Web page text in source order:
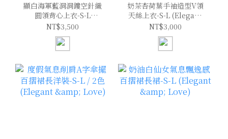
顯白海軍藍洞洞鏤空針織
圓領背心上衣-S-L
(Elegant & Love)
NT$3,500
奶茶杏荷葉手袖造型V領
天絲上衣-S-L (Elegant
& Love)
NT$3,000